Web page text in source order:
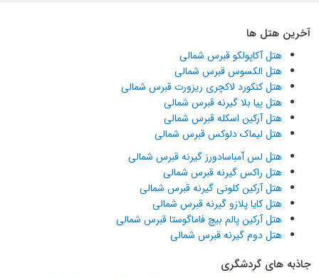
آخرین هتل ها
هتل آکاپولکو قبرس شمالی
هتل الکسوس قبرس شمالی
هتل کنکورد لاکچری ریزورت قبرس شمالی
هتل پیا بلا گیرنه قبرس شمالی
هتل آرکین اسکله قبرس شمالی
هتل لیماک دلوکس قبرس شمالی
هتل لس آمباسادورز گیرنه قبرس شمالی
هتل راکس گیرنه قبرس شمالی
هتل آرکین کلونی گیرنه قبرس شمالی
هتل کایا پلازو گیرنه قبرس شمالی
هتل آرکین پالم بیچ فاماگوستا قبرس شمالی
هتل دوم گیرنه قبرس شمالی
جاذبه های گردشگری